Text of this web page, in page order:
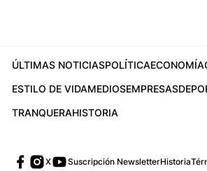
ÚLTIMAS NOTICIASPOLÍTICAECONOMÍA
ESTILO DE VIDAMEDIOSEMPRESAS
TRANQUERAHISTORIA
X Suscripción NewsletterHistoria